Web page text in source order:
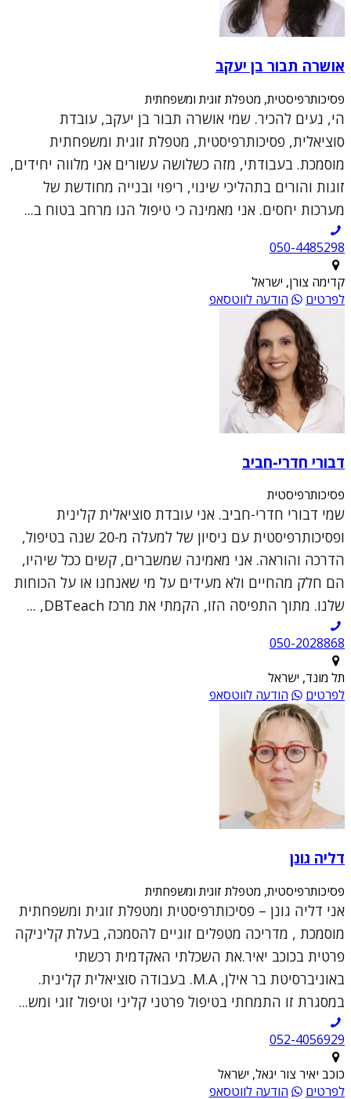
אושרה תבור בן יעקב
פסיכותרפיסטית, מטפלת זוגית ומשפחתית
הי, נעים להכיר. שמי אושרה תבור בן יעקב, עובדת
סוציאלית, פסיכותרפיסטית, מטפלת זוגית ומשפחתית
מוסמכת. בעבודתי, מזה כשלושה עשורים אני מלווה יחידים,
זוגות והורים בתהליכי שינוי, ריפוי ובנייה מחודשת של
מערכות יחסים. אני מאמינה כי טיפול הנו מרחב בטוח ב...
050-4485298
קדימה צורן, ישראל
לפרטים
הודעה לווטסאפ
דבורי חדרי-חביב
פסיכותרפיסטית
שמי דבורי חדרי-חביב. אני עובדת סוציאלית קלינית
ופסיכותרפיסטית עם ניסיון של למעלה מ-20 שנה בטיפול,
הדרכה והוראה. אני מאמינה שמשברים, קשים ככל שיהיו,
הם חלק מהחיים ולא מעידים על מי שאנחנו או על הכוחות
שלנו. מתוך התפיסה הזו, הקמתי את מרכז DBTeach, ...
050-2028868
תל מונד, ישראל
לפרטים
הודעה לווטסאפ
דליה גונן
פסיכותרפיסטית, מטפלת זוגית ומשפחתית
אני דליה גונן – פסיכותרפיסטית ומטפלת זוגית ומשפחתית
מוסמכת , מדריכה מטפלים זוגיים להסמכה, בעלת קליניקה
פרטית בכוכב יאיר.את השכלתי האקדמית רכשתי
באוניברסיטת בר אילן, M.A. בעבודה סוציאלית קלינית.
במסגרת זו התמחתי בטיפול פרטני קליני וטיפול זוגי ומש...
052-4056929
כוכב יאיר צור יגאל, ישראל
לפרטים
הודעה לווטסאפ